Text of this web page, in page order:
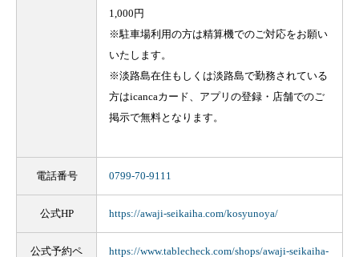
1,000円
※駐車場利用の方は精算機でのご対応をお願い
いたします。
※淡路島在住もしくは淡路島で勤務されている
方はicancaカード、アプリの登録・店舗でのご
掲示で無料となります。
電話番号 0799-70-9111
公式HP https://awaji-seikaiha.com/kosyunoya/
公式予約ペ https://www.tablecheck.com/shops/awaji-seikaiha-